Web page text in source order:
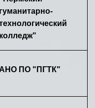
гуманитарно-
колледж"
АНО ПО "ПГТК"